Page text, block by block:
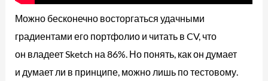
Можно бесконечно восторгаться удачными
градиентами его портфолио и читать в CV, что
он владеет Sketch на 86%. Но понять, как он думает
и думает ли в принципе, можно лишь по тестовому.